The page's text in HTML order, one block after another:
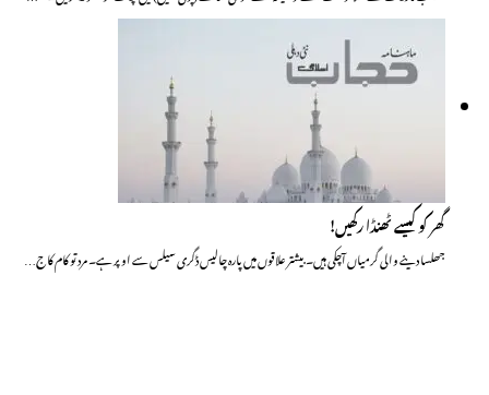
گھر کو کیسے ٹھنڈا رکھیں!
جھلسا دینے والی گرمیاں آچکی ہیں۔ بیشتر علاقوں میں پارہ چالیس ڈگری سیلس سے اوپر ہے۔ مرد تو کام کاج…